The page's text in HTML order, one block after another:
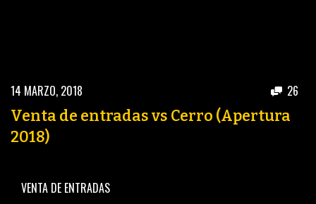
14 MARZO, 2018 26
Venta de entradas vs Cerro (Apertura
2018)
VENTA DE ENTRADAS